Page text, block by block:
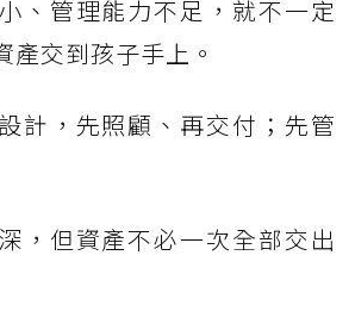
、管理能力不足，就不一定
產交到孩子手上。
計，先照顧、再交付；先管
，但資產不必一次全部交出